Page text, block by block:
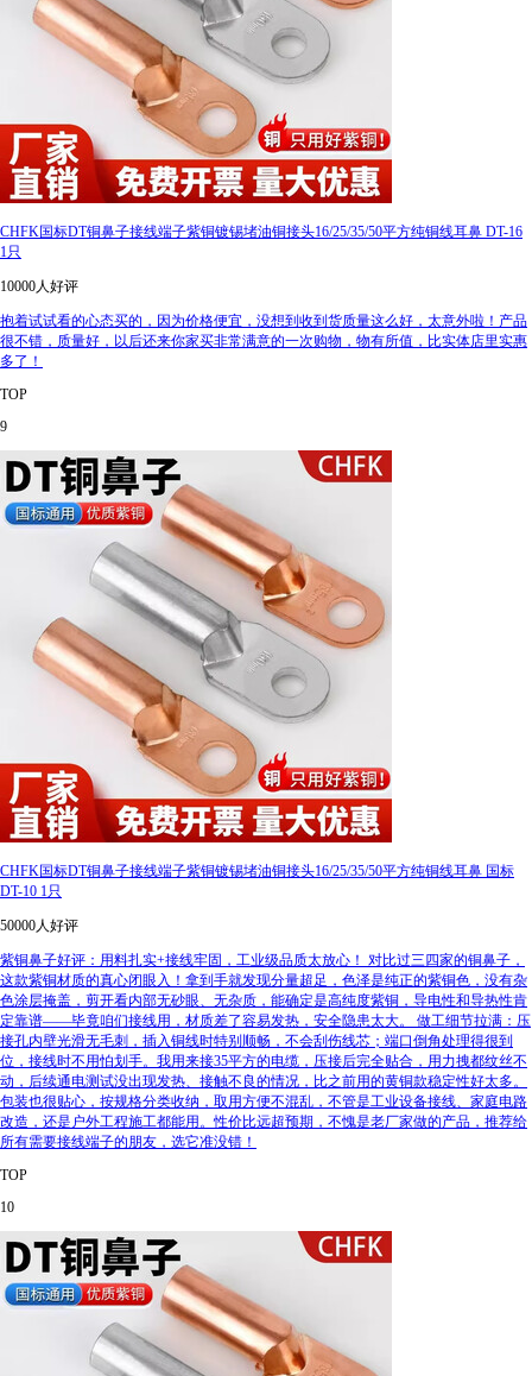
CHFK国标DT铜鼻子接线端子紫铜镀锡堵油铜接头16/25/35/50平方纯铜线耳鼻 DT-16
1只
10000人好评
抱着试试看的心态买的，因为价格便宜，没想到收到货质量这么好，太意外啦！产品
很不错，质量好，以后还来你家买非常满意的一次购物，物有所值，比实体店里实惠
多了！
TOP
9
CHFK国标DT铜鼻子接线端子紫铜镀锡堵油铜接头16/25/35/50平方纯铜线耳鼻 国标
DT-10 1只
50000人好评
紫铜鼻子好评：用料扎实+接线牢固，工业级品质太放心！ 对比过三四家的铜鼻子，
这款紫铜材质的真心闭眼入！拿到手就发现分量超足，色泽是纯正的紫铜色，没有杂
色涂层掩盖，剪开看内部无砂眼、无杂质，能确定是高纯度紫铜，导电性和导热性肯
定靠谱——毕竟咱们接线用，材质差了容易发热，安全隐患太大。 做工细节拉满：压
接孔内壁光滑无毛刺，插入铜线时特别顺畅，不会刮伤线芯；端口倒角处理得很到
位，接线时不用怕划手。我用来接35平方的电缆，压接后完全贴合，用力拽都纹丝不
动，后续通电测试没出现发热、接触不良的情况，比之前用的黄铜款稳定性好太多。
包装也很贴心，按规格分类收纳，取用方便不混乱，不管是工业设备接线、家庭电路
改造，还是户外工程施工都能用。性价比远超预期，不愧是老厂家做的产品，推荐给
所有需要接线端子的朋友，选它准没错！
TOP
10